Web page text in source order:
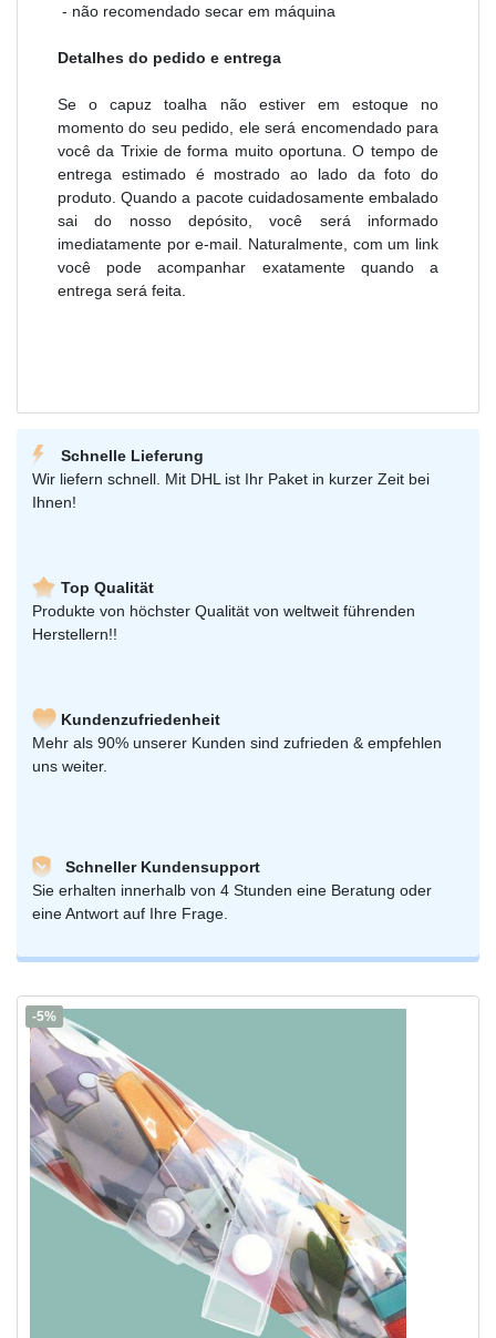
- não recomendado secar em máquina
Detalhes do pedido e entrega
Se o capuz toalha não estiver em estoque no
momento do seu pedido, ele será encomendado para
você da Trixie de forma muito oportuna. O tempo de
entrega estimado é mostrado ao lado da foto do
produto. Quando a pacote cuidadosamente embalado
sai do nosso depósito, você será informado
imediatamente por e-mail. Naturalmente, com um link
você pode acompanhar exatamente quando a
entrega será feita.
Schnelle Lieferung
Wir liefern schnell. Mit DHL ist Ihr Paket in kurzer Zeit bei
Ihnen!
Top Qualität
Produkte von höchster Qualität von weltweit führenden
Herstellern!!
Kundenzufriedenheit
Mehr als 90% unserer Kunden sind zufrieden & empfehlen
uns weiter.
Schneller Kundensupport
Sie erhalten innerhalb von 4 Stunden eine Beratung oder
eine Antwort auf Ihre Frage.
-5%